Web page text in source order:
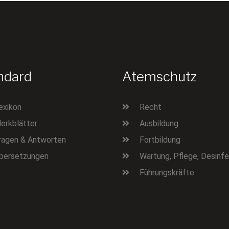
& Antworten
Atemschutz
Recht
Ausbildung
Fortbildung
Wartung, Pflege,
Führungskräfte